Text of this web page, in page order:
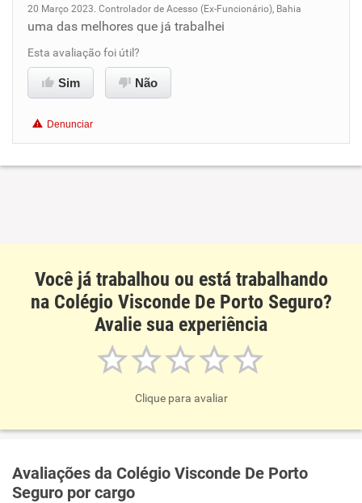
Oportunidade de promoção
Ambiente de trabalho
Benefícios
20 Março 2023. Controlador de Acesso (Ex-Funcionário), Bahia
uma das melhores que já trabalhei
Esta avaliação foi útil?
Sim Não
Denunciar
Você já trabalhou ou está trabalhando
na Colégio Visconde De Porto Seguro?
Avalie sua experiência
Clique para avaliar
Avaliações da Colégio Visconde De Porto
Seguro por cargo